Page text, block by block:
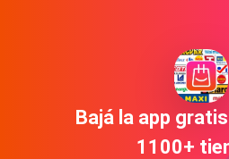
Bajá la app
1100+